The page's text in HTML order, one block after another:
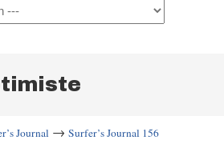
Journal → Surfer’s Journal 156